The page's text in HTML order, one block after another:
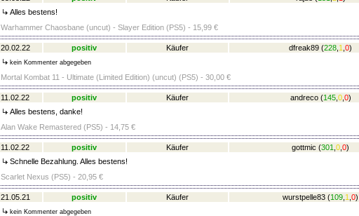
Alles bestens!
Warhammer Chaosbane (uncut) - Slayer Edition (PS5) - 15,99 €
20.02.22 positiv Käufer dfreak89 (228 1 0)
kein Kommenter abgegeben
Mortal Kombat 11 - Ultimate (Limited Edition) (uncut) (PS5) - 30,00 €
11.02.22 positiv Käufer andreco (145, 0, 0)
Alles bestens, danke!
Alan Wake Remastered (PS5) - 14,75 €
11.02.22 positiv Käufer gottmic (301 0 0)
Schnelle Bezahlung. Alles bestens!
Scarlet Nexus (PS5) - 20,95 €
21.05.21 positiv Käufer wurstpelle83 (109 1 0)
kein Kommenter abgegeben